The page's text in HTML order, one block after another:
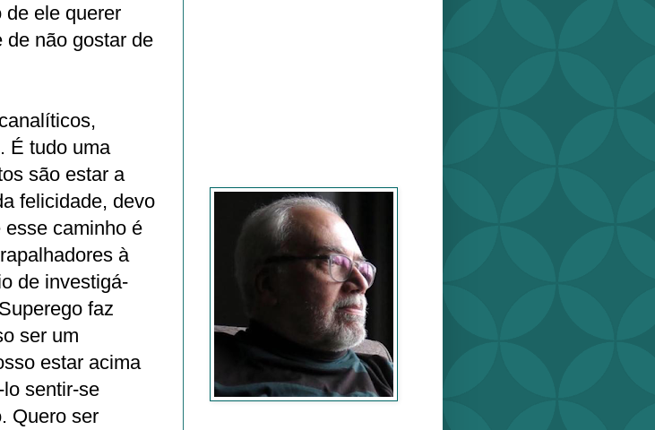
de ele querer
de não gostar de
É tudo uma
são estar a
felicidade, devo
caminho é
à
de investigá-
faz
ser um
estar acima
sentir-se
Quero ser